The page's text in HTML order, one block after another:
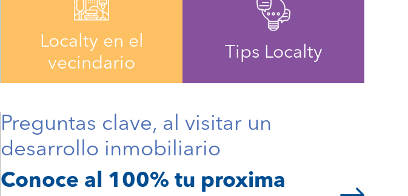
Localty en el
vecindario
Tips Localty
Preguntas clave, al visitar un
desarrollo inmobiliario
Conoce al 100% tu proxima